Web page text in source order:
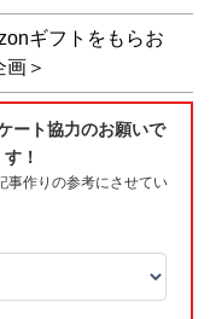
ギフトをもらお
＞